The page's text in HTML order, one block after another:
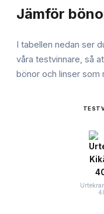
Jämför
I tabellen nedan ser
våra testvinnare, så
bönor och linser som